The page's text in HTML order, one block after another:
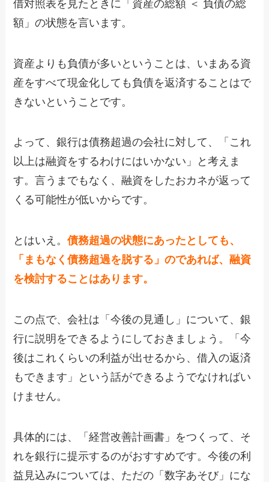
借対照表を見たときに「資産の総額 ＜ 負債の総
額」の状態を言います。
資産よりも負債が多いということは、いまある資
産をすべて現金化しても負債を返済することはで
きないということです。
よって、銀行は債務超過の会社に対して、「これ
以上は融資をするわけにはいかない」と考えま
す。言うまでもなく、融資をしたおカネが返って
くる可能性が低いからです。
とはいえ。債務超過の状態にあったとしても、
「まもなく債務超過を脱する」のであれば、融資
を検討することはあります。
この点で、会社は「今後の見通し」について、銀
行に説明をできるようにしておきましょう。「今
後はこれくらいの利益が出せるから、借入の返済
もできます」という話ができるようでなければい
けません。
具体的には、「経営改善計画書」をつくって、そ
れを銀行に提示するのがおすすめです。今後の利
益見込みについては、ただの「数字あそび」にな